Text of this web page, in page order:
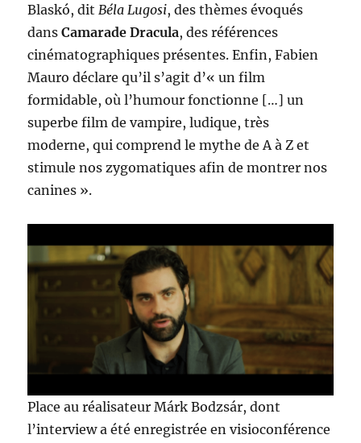
Blaskó, dit Béla Lugosi, des thèmes évoqués
dansCamarade Dracula, des références
cinématographiques présentes. Enfin, Fabien
Mauro déclare qu’il s’agit d’« un film
formidable, où l’humour fonctionne […] un
superbe film de vampire, ludique, très
moderne, qui comprend le mythe de A à Z et
stimule nos zygomatiques afin de montrer nos
canines ».
Place au réalisateur Márk Bodzsár, dont
l’interview a été enregistrée en visioconférence